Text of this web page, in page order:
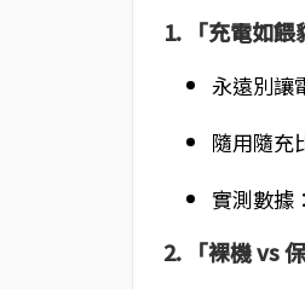
1. 「充電如餵
永遠別讓
隨用隨充
實測數據
2. 「裸機 vs